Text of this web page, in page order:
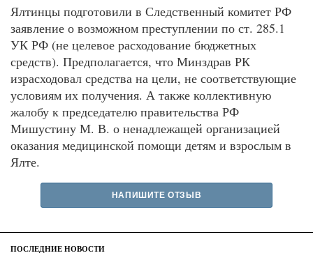
Ялтинцы подготовили в Следственный комитет РФ
заявление о возможном преступлении по ст. 285.1
УК РФ (не целевое расходование бюджетных
средств). Предполагается, что Минздрав РК
израсходовал средства на цели, не соответствующие
условиям их получения. А также коллективную
жалобу к председателю правительства РФ
Мишустину М. В. о ненадлежащей организацией
оказания медицинской помощи детям и взрослым в
Ялте.
НАПИШИТЕ ОТЗЫВ